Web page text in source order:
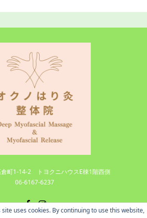
倉町1-14-2 トヨクニハウスE棟1階西側
06-6167-6237
site uses cookies. By continuing to use this website,